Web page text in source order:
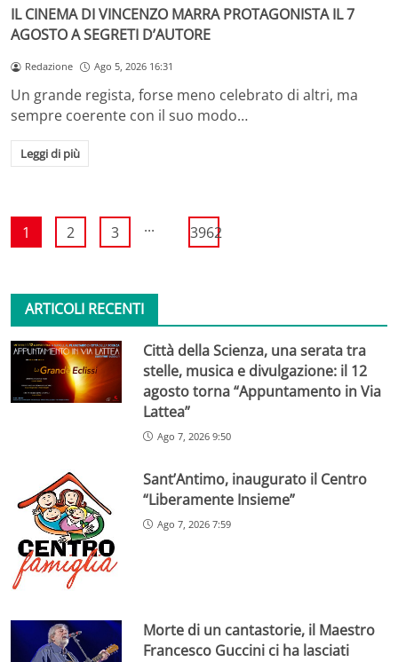
IL CINEMA DI VINCENZO MARRA PROTAGONISTA IL 7
AGOSTO A SEGRETI D’AUTORE
Redazione Ago 5, 2026 16:31
Un grande regista, forse meno celebrato di altri, ma
sempre coerente con il suo modo…
Leggi di più
1 2 3 ... 3962
ARTICOLI RECENTI
Città della Scienza, una serata tra
stelle, musica e divulgazione: il 12
agosto torna “Appuntamento in Via
Lattea”
Ago 7, 2026 9:50
Sant’Antimo, inaugurato il Centro
“Liberamente Insieme”
Ago 7, 2026 7:59
Morte di un cantastorie, il Maestro
Francesco Guccini ci ha lasciati